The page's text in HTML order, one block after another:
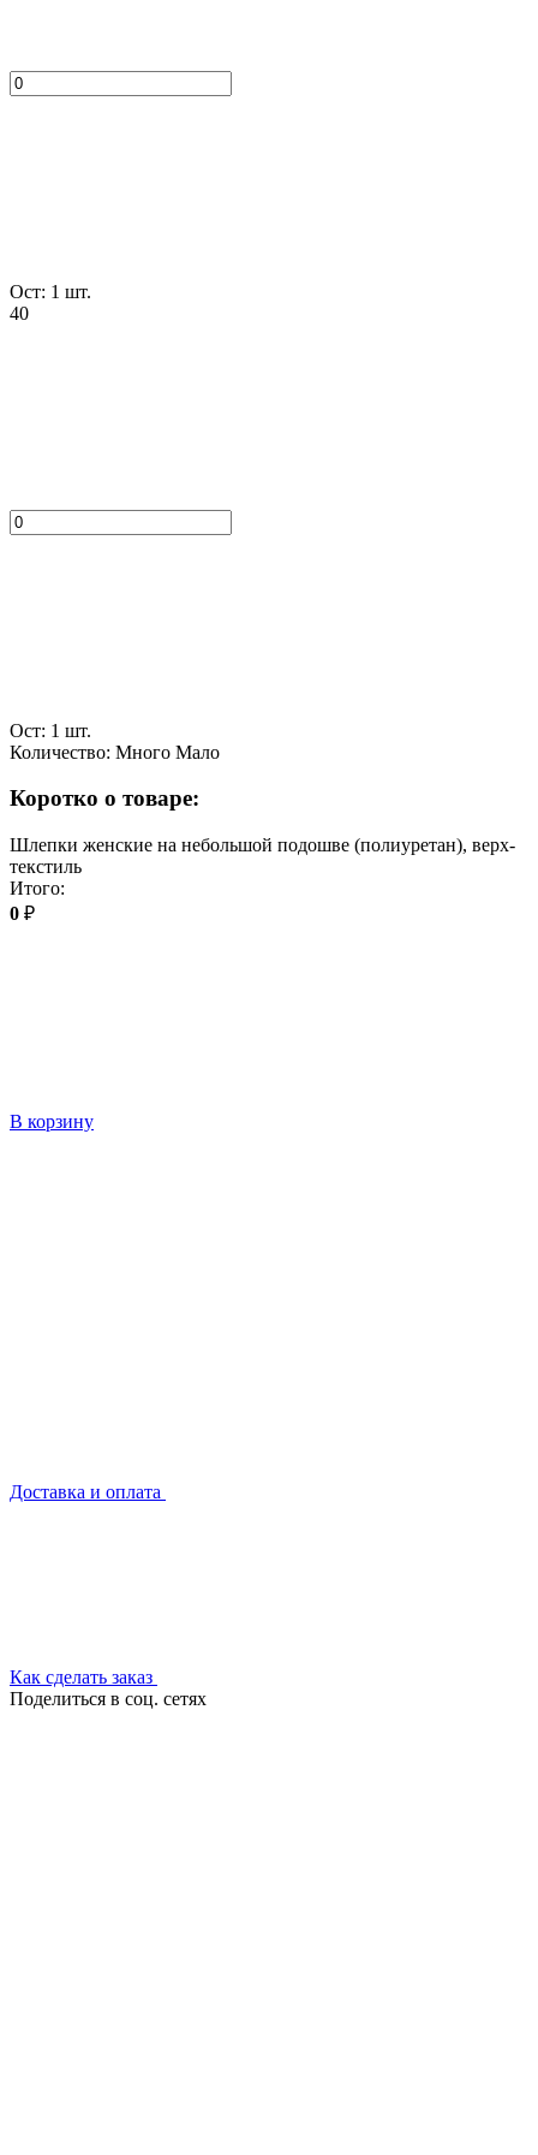
Ост: 1 шт.
40
Ост: 1 шт.
Количество: Много Мало
Коротко о товаре:
Шлепки женские на небольшой подошве (полиуретан), верх-
текстиль
Итого:
0 ₽
В корзину
Доставка и оплата
Как сделать заказ
Поделиться в соц. сетях